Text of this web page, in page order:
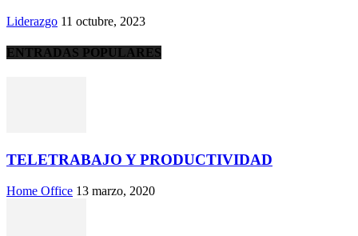
Liderazgo 11 octubre, 2023
ENTRADAS POPULARES
TELETRABAJO Y PRODUCTIVIDAD
Home Office 13 marzo, 2020